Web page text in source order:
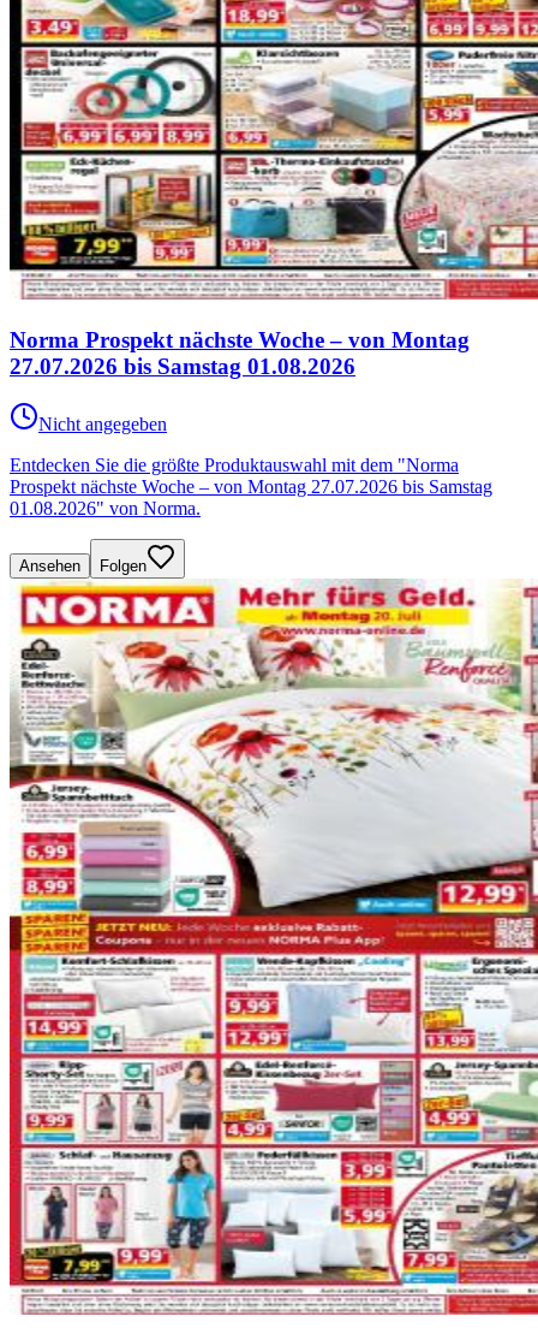
Norma Prospekt nächste Woche – von Montag
27.07.2026 bis Samstag 01.08.2026
Nicht angegeben
Entdecken Sie die größte Produktauswahl mit dem "Norma
Prospekt nächste Woche – von Montag 27.07.2026 bis Samstag
01.08.2026" von Norma.
Ansehen Folgen